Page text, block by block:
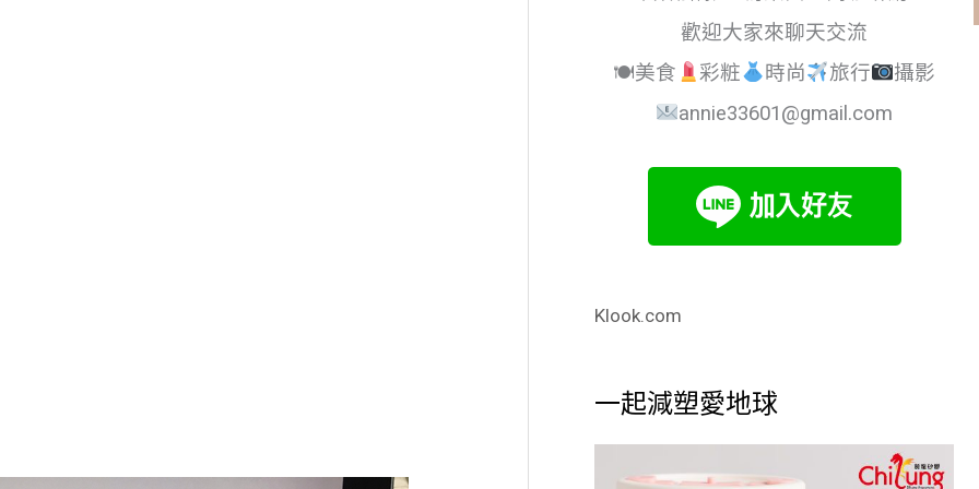
歡迎大家來聊天交流
🍽美食
彩粧 時尚 旅行
攝影
annie33601@gmail.com
Klook.com
一起減塑愛地球